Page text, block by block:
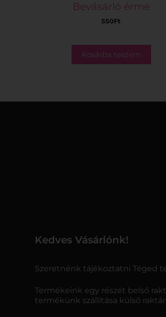
Bevásárló érme
550Ft
Kosárba teszem
Kedves Vásárlónk!
Szeretnénk tájékoztatni Téged
Termékeink egy részét belső
termékünk szállítása külső